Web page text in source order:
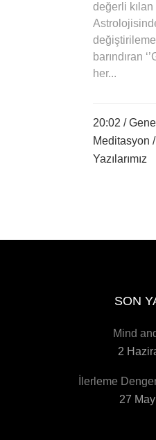
değerli
barındıran
her...
20:02 /Genel
Meditasyon /
Yazılarımız
SON
Mind
2
İlerleme
27